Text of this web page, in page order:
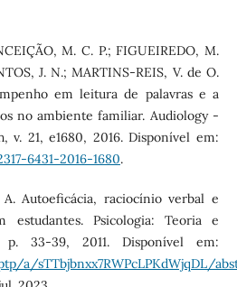
M. C. P.; FIGUEIREDO, M.
J. N.; MARTINS-REIS, V. de O.
em leitura de palavras e a
no ambiente familiar. Audiology -
v. 21, e1680, 2016. Disponível em:
6431-2016-1680.
A. Autoeficácia, raciocínio verbal e
estudantes. Psicologia: Teoria e
33-39, 2011. Disponível em:
a/sTTbjbnxx7RWPcLPKdWjqDL/